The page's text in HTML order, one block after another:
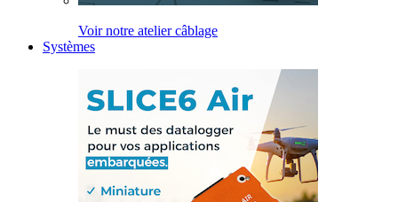
Voir notre atelier câblage
Systèmes